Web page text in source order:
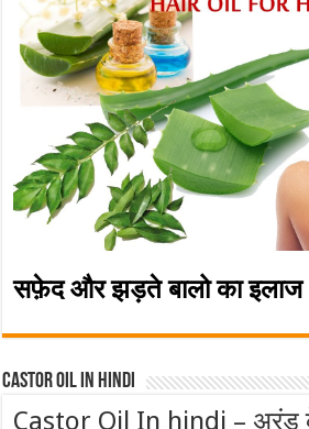
सफ़ेद और झड़ते बालो का
Castor Oil In Hindi
Castor Oil In hindi – अरंड